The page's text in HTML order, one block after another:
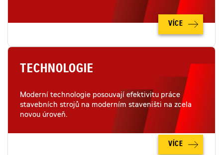
VÍCE
TECHNOLOGIE
Moderní technologie posouvají efektivitu práce
stavebních strojů na moderním staveništi na zcela
novou úroveň.
VÍCE